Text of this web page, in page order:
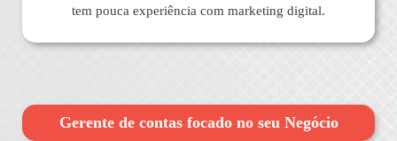
tem pouca experiência com marketing digital.
Gerente de contas focado no seu Negócio